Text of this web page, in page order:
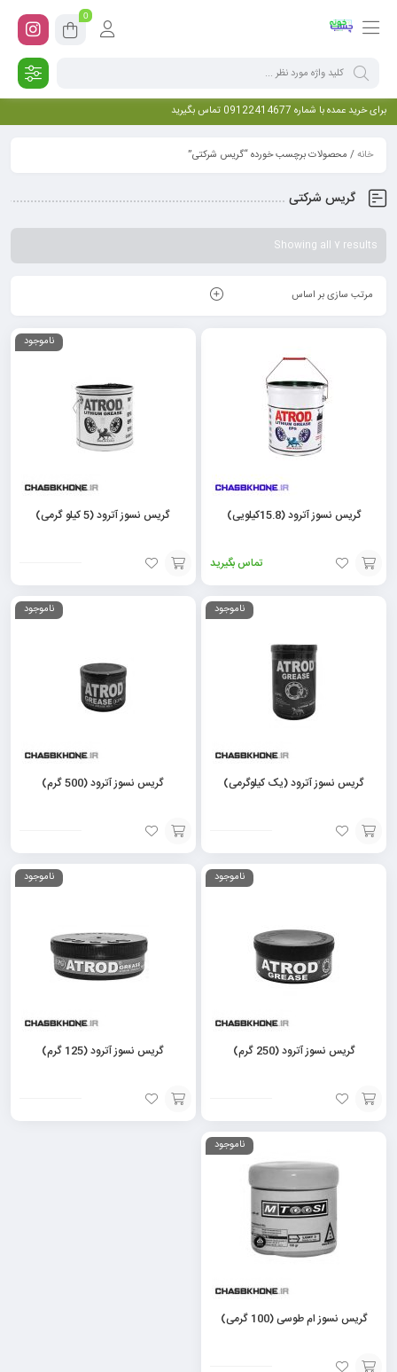
0
برای خرید عمده با شماره 09122414677 تماس بگیرید
خانه/ محصولات برچسب خورده “گریس شرکتی”
گریس شرکتی
Showing all 7 results
مرتب سازی بر اساس
گریس نسوز آترود (15.8کیلویی)
تماس بگیرید
افزودن
ناموجود
گریس نسوز آترود (5 کیلو گرمی)
افزودن
ناموجود
گریس نسوز آترود (یک کیلوگرمی)
افزودن
ناموجود
گریس نسوز آترود (500 گرم)
افزودن
ناموجود
گریس نسوز آترود (250 گرم)
افزودن
ناموجود
گریس نسوز آترود (125 گرم)
افزودن
ناموجود
گریس نسوز ام طوسی (100 گرمی)